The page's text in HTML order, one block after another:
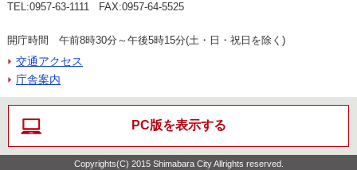
TEL:0957-63-1111 FAX:0957-64-5525
開庁時間 午前8時30分～午後5時15分(土・日・祝日を除く)
交通アクセス
庁舎案内
PC版を表示する
Copyrights(C) 2015 Shimabara City Allrights reserved.